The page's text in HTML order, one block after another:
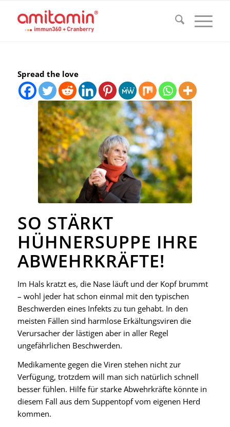
Spread the love
SO STÄRKT
HÜHNERSUPPE IHRE
ABWEHRKRÄFTE!
Im Hals kratzt es, die Nase läuft und der Kopf brummt
– wohl jeder hat schon einmal mit den typischen
Beschwerden eines Infekts zu tun gehabt. In den
meisten Fällen sind harmlose Erkältungsviren die
Verursacher der lästigen aber in aller Regel
ungefährlichen Beschwerden.
Medikamente gegen die Viren stehen nicht zur
Verfügung, trotzdem will man sich natürlich schnell
besser fühlen. Hilfe für starke Abwehrkräfte könnte in
diesem Fall aus dem Suppentopf vom eigenen Herd
kommen.